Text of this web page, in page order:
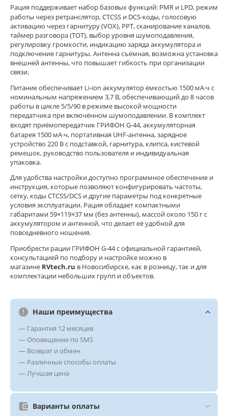
Рация поддерживает набор базовых функций: PMR и LPD, режим
работы через ретранслятор, CTCSS и DCS‑коды, голосовую
активацию через гарнитуру (VOX), PPT, сканирование каналов,
таймер разговора (TOT), выбор уровня шумоподавления,
регулировку громкости, индикацию заряда аккумулятора и
подключение гарнитуры. Антенна съёмная, возможна установка
внешней антенны, что повышает гибкость при организации
связи.
Питание обеспечивает Li‑ion аккумулятор ёмкостью 1500 мА·ч с
номинальным напряжением 3,7 В, обеспечивающий до 8 часов
работы в цикле 5/5/90 в режиме высокой мощности
передатчика при включённом шумоподавлении. В комплект
входят приёмопередатчик ГРИФОН G‑44, аккумуляторная
батарея 1500 мА·ч, портативная UHF‑антенна, зарядное
устройство 220 В с подставкой, гарнитура, клипса, кистевой
ремешок, руководство пользователя и индивидуальная
упаковка.
Для удобства настройки доступно программное обеспечение и
инструкция, которые позволяют конфигурировать частоты,
сетку, коды CTCSS/DCS и другие параметры под конкретные
условия эксплуатации. Рация обладает компактными
габаритами 59×119×37 мм (без антенны), массой около 150 г с
аккумулятором и антенной, что делает её удобной для
повседневного ношения.
Приобрести рации ГРИФОН G‑44 с официальной гарантией,
консультацией по подбору и настройке можно в
магазине RVtech.ru в Новосибирске, как в розницу, так и для
комплектации небольших групп и объектов.
Наши преимущества
— Гарантия 12 месяцев
— Оповещение по SMS
— Возврат и обмен
— Различные способы оплаты
— Лучшая цена
Варианты оплаты